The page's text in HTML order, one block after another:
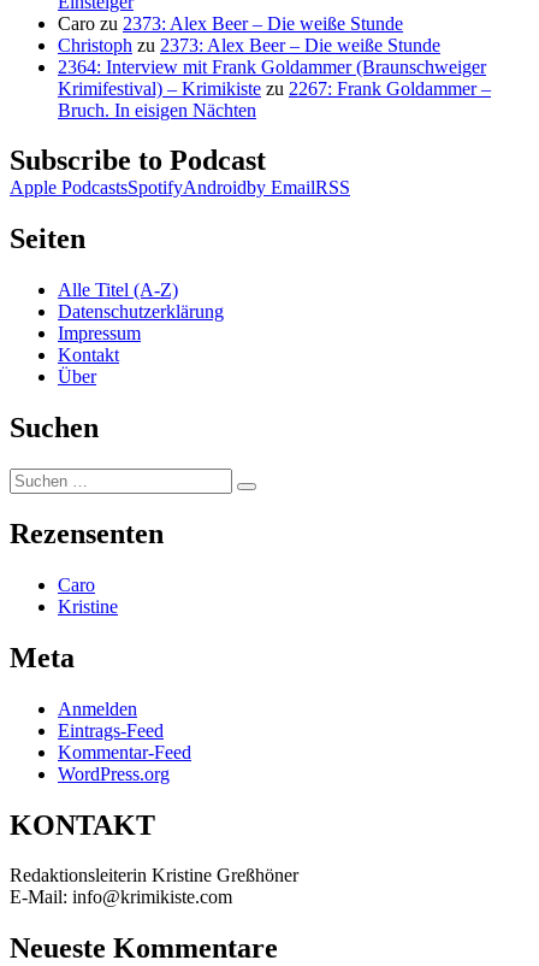
Caro zu 2373: Alex Beer – Die weiße Stunde
Christoph zu 2373: Alex Beer – Die weiße Stunde
2364: Interview mit Frank Goldammer (Braunschweiger
Krimifestival) – Krimikiste zu 2267: Frank Goldammer –
Bruch. In eisigen Nächten
Subscribe to Podcast
Apple PodcastsSpotifyAndroidby EmailRSS
Seiten
Alle Titel (A-Z)
Datenschutzerklärung
Impressum
Kontakt
Über
Suchen
Suchen
nach:
Suchen
Rezensenten
Caro
Kristine
Meta
Anmelden
Eintrags-Feed
Kommentar-Feed
WordPress.org
KONTAKT
Redaktionsleiterin Kristine Greßhöner
E-Mail: info@krimikiste.com
Neueste Kommentare